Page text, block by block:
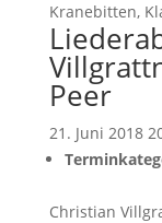
Kranebitten,
Peer
21. Juni 2018
Christian